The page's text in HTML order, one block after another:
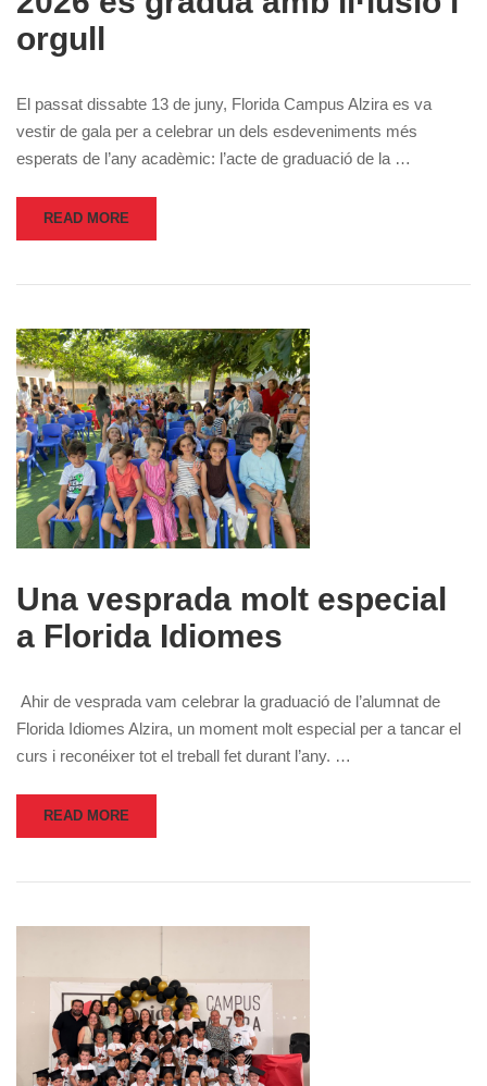
orgull
El passat dissabte 13 de juny, Florida Campus Alzira es va
vestir de gala per a celebrar un dels esdeveniments més
esperats de l’any acadèmic: l’acte de graduació de la …
READ MORE
Una vesprada molt especial
a Florida Idiomes
Ahir de vesprada vam celebrar la graduació de l’alumnat de
Florida Idiomes Alzira, un moment molt especial per a tancar el
curs i reconéixer tot el treball fet durant l’any. …
READ MORE